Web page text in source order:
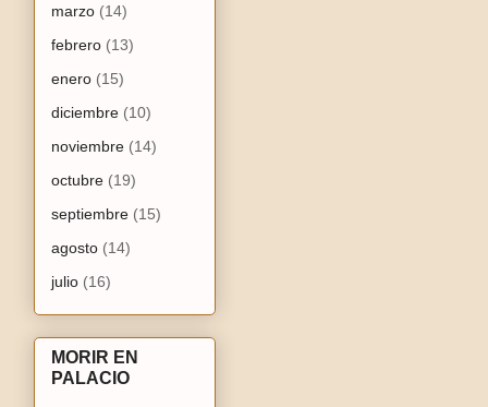
marzo (14)
febrero (13)
enero (15)
diciembre (10)
noviembre (14)
octubre (19)
septiembre (15)
agosto (14)
julio (16)
MORIR EN
PALACIO